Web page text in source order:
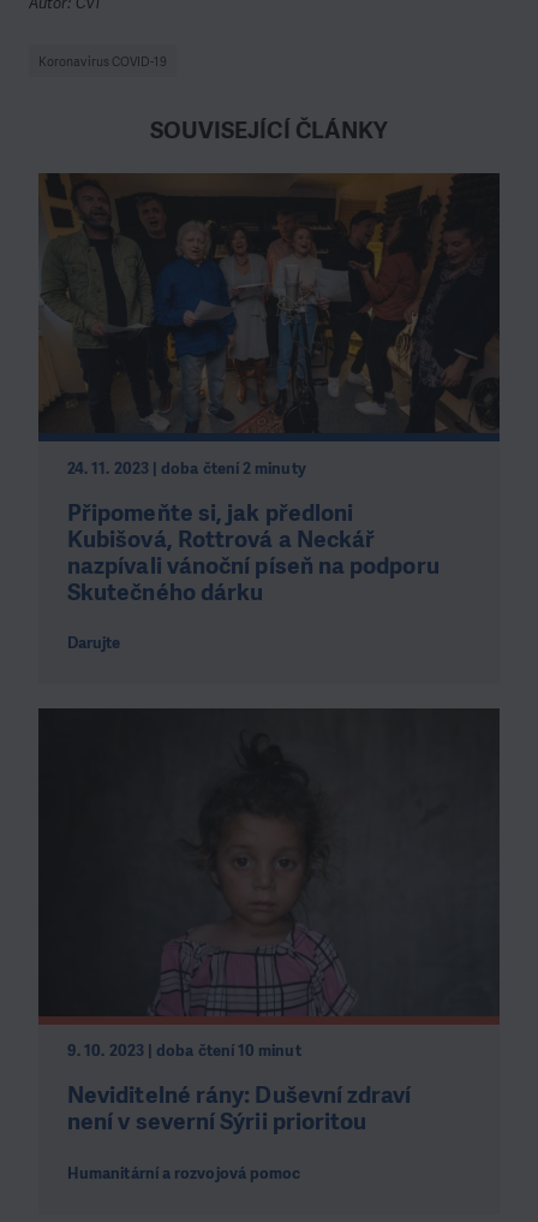
Koronavirus COVID-19
SOUVISEJÍCÍ ČLÁNKY
24. 11. 2023 | doba čtení 2 minuty
Připomeňte si, jak předloni
Kubišová, Rottrová a Neckář
nazpívali vánoční píseň na podporu
Skutečného dárku
Darujte
9. 10. 2023 | doba čtení 10 minut
Neviditelné rány: Duševní zdraví
není v severní Sýrii prioritou
Humanitární a rozvojová pomoc